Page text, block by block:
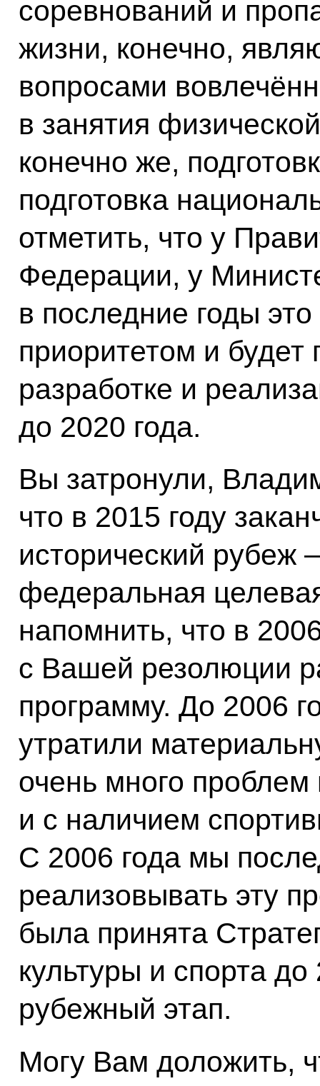
соревнований и
жизни, конечно,
вопросами
в занятия
конечно же,
подготовка
отметить, что у
Федерации, у
в последние годы
приоритетом и будет
разработке и
до 2020 года.
Вы затронули,
что в 2015 году
исторический рубеж
федеральная
напомнить, что в
с Вашей резолюции
программу. До 2006
утратили
очень много проблем
и с наличием
С 2006 года мы
реализовывать эту
была принята
культуры и спорта
рубежный этап.
Могу Вам доложить,